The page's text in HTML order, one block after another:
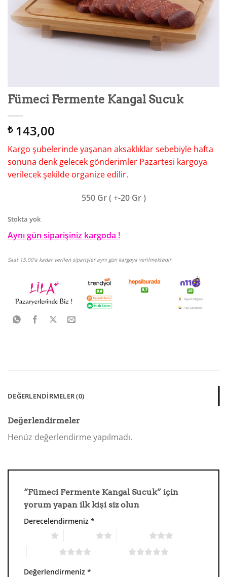
Fümeci Fermente Kangal Sucuk
₺143,00
Kargo şubelerinde yaşanan aksaklıklar sebebiyle hafta
sonuna denk gelecek gönderimler Pazartesi kargoya
verilecek şekilde organize edilir.
550 Gr ( +-20 Gr )
Stokta yok
Aynı gün siparişiniz kargoda !
Saat 15.00'a kadar verilen siparişler aynı gün kargoya verilmektedir.
DEĞERLENDIRMELER (0)
Değerlendirmeler
Henüz değerlendirme yapılmadı.
“Fümeci Fermente Kangal Sucuk” için
yorum yapan ilk kişi siz olun
Derecelendirmeniz *
Değerlendirmeniz *